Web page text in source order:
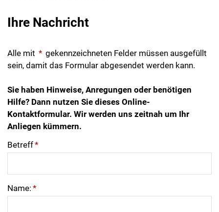
Ihre Nachricht
Alle mit * gekennzeichneten Felder müssen ausgefüllt
sein, damit das Formular abgesendet werden kann.
Sie haben Hinweise, Anregungen oder benötigen
Hilfe? Dann nutzen Sie dieses Online-
Kontaktformular. Wir werden uns zeitnah um Ihr
Anliegen kümmern.
Betreff*
Name: *